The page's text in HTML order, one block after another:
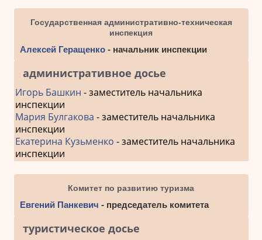
Государственная административно-техническая
инспекция
Алексей Геращенко- начальник инспекции
административное досье
Игорь Башкин - заместитель начальника
инспекции
Мария Булгакова - заместитель начальника
инспекции
Екатерина Кузьменко - заместитель начальника
инспекции
Комитет по развитию туризма
Евгений Панкевич - председатель комитета
туристическое досье